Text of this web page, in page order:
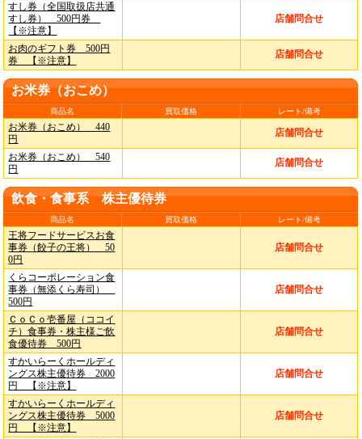
すし券（全国取扱店共通
すし券） 500円券
【※注意】
店舗問合せ
お肉のギフト券 500円
券 【※注意】
店舗問合せ
お米券（おこめ）
商品名 買取価格 レート/備考
お米券（おこめ） 440
円
店舗問合せ
お米券（おこめ） 540
円
店舗問合せ
飲食・食事系 株主優待券
商品名 買取価格 レート/備考
王将フードサービスお食
事券（餃子の王将） 50
0円
店舗問合せ
くらコーポレーション食
事券（無添くら寿司）
500円
店舗問合せ
ＣｏＣｏ壱番屋（ココイ
チ）食事券・株主様ご飲
食優待券 500円
店舗問合せ
すかいらーくホールディ
ングス株主優待券 2000
円 【※注意】
店舗問合せ
すかいらーくホールディ
ングス株主優待券 5000
円 【※注意】
店舗問合せ